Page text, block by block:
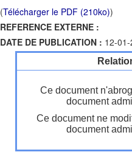
(Télécharger le PDF (210ko))
REFERENCE EXTERNE :
DATE DE PUBLICATION : 12-
Ce document
document
Ce document ne
document